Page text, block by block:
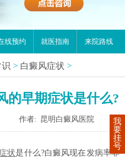
线预约 就医指南 来院路线
> 白癜风症状 >
的早期症状是什么?
作者: 昆明白癜风医院
状是什么?白癜风现在发病率非
我
要
挂
号